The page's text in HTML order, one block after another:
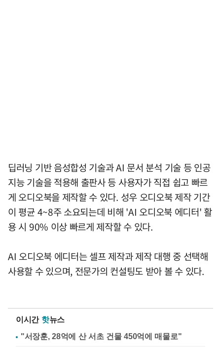
딥러닝 기반 음성합성 기술과 AI 문서 분석 기술 등 인공
지능 기술을 적용해 출판사 등 사용자가 직접 쉽고 빠르
게 오디오북을 제작할 수 있다. 성우 오디오북 제작 기간
이 평균 4~8주 소요되는데 비해 'AI 오디오북 에디터' 활
용 시 90% 이상 빠르게 제작할 수 있다.
AI 오디오북 에디터는 셀프 제작과 제작 대행 중 선택해
사용할 수 있으며, 전문가의 컨설팅도 받아 볼 수 있다.
이시간 핫뉴스
"서장훈, 28억에 산 서초 건물 450억에 매물로"